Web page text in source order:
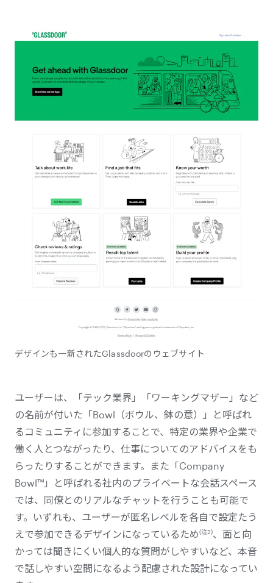
デザインも一新されたGlassdoorのウェブサイト
ユーザーは、「テック業界」「ワーキングマザー」など
の名前が付いた「Bowl（ボウル、鉢の意）」と呼ばれ
るコミュニティに参加することで、特定の業界や企業で
働く人とつながったり、仕事についてのアドバイスをも
らったりすることができます。また「Company
Bowl™」と呼ばれる社内のプライベートな会話スペース
では、同僚とのリアルなチャットを行うことも可能で
す。いずれも、ユーザーが匿名レベルを各自で設定たう
えで参加できるデザインになっているため(注2)、面と向
かっては聞きにくい個人的な質問がしやすいなど、本音
で話しやすい空間になるよう配慮された設計になってい